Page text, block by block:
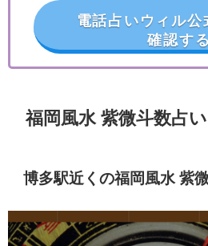
電話占いウィル公
確認する
福岡風水 紫微斗数占
博多駅近くの福岡風水 紫